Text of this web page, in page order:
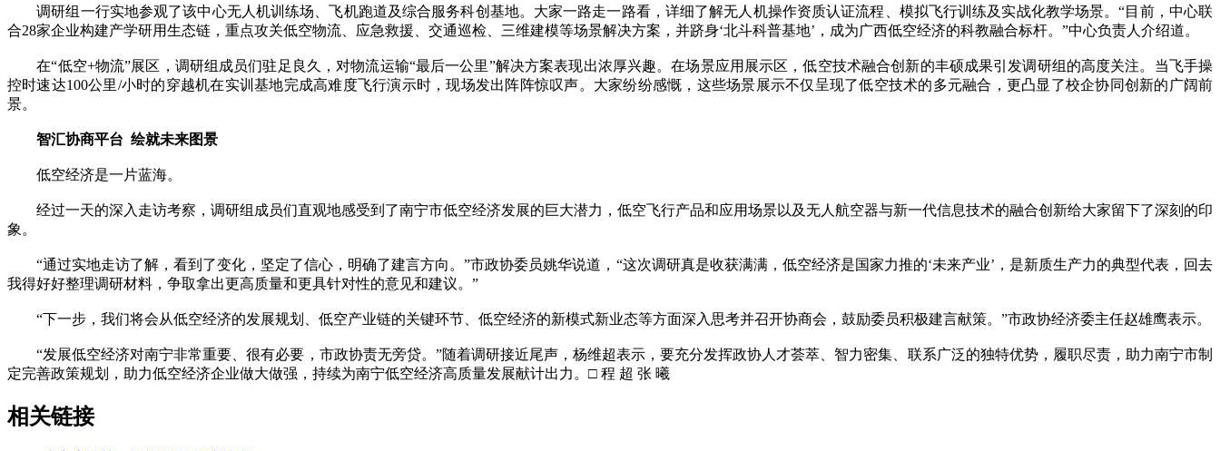
调研组一行实地参观了该中心无人机训练场、飞机跑道及综合服务科创基地。大家一路走一路看，详细了解无人机操作资质认证流程、模拟飞行训练及实战化教学场景。“目前，中心联
合28家企业构建产学研用生态链，重点攻关低空物流、应急救援、交通巡检、三维建模等场景解决方案，并跻身‘北斗科普基地’，成为广西低空经济的科教融合标杆。”中心负责人介绍道。
在“低空+物流”展区，调研组成员们驻足良久，对物流运输“最后一公里”解决方案表现出浓厚兴趣。在场景应用展示区，低空技术融合创新的丰硕成果引发调研组的高度关注。当飞手操
控时速达100公里/小时的穿越机在实训基地完成高难度飞行演示时，现场发出阵阵惊叹声。大家纷纷感慨，这些场景展示不仅呈现了低空技术的多元融合，更凸显了校企协同创新的广阔前
景。
智汇协商平台 绘就未来图景
低空经济是一片蓝海。
经过一天的深入走访考察，调研组成员们直观地感受到了南宁市低空经济发展的巨大潜力，低空飞行产品和应用场景以及无人航空器与新一代信息技术的融合创新给大家留下了深刻的印
象。
“通过实地走访了解，看到了变化，坚定了信心，明确了建言方向。”市政协委员姚华说道，“这次调研真是收获满满，低空经济是国家力推的‘未来产业’，是新质生产力的典型代表，回去
我得好好整理调研材料，争取拿出更高质量和更具针对性的意见和建议。”
“下一步，我们将会从低空经济的发展规划、低空产业链的关键环节、低空经济的新模式新业态等方面深入思考并召开协商会，鼓励委员积极建言献策。”市政协经济委主任赵雄鹰表示。
“发展低空经济对南宁非常重要、很有必要，市政协责无旁贷。”随着调研接近尾声，杨维超表示，要充分发挥政协人才荟萃、智力密集、联系广泛的独特优势，履职尽责，助力南宁市制
定完善政策规划，助力低空经济企业做大做强，持续为南宁低空经济高质量发展献计出力。□ 程 超 张 曦
相关链接